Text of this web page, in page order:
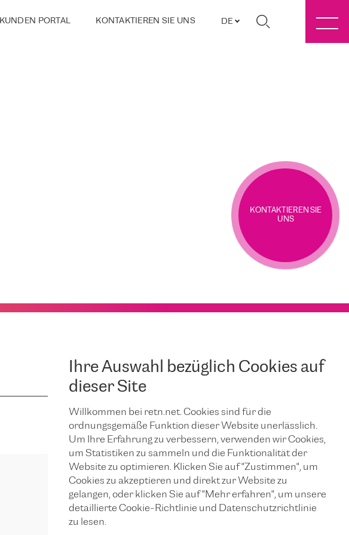
KUNDEN PORTAL KONTAKTIEREN SIE UNS DE
Ihre Auswahl bezüglich Cookies auf
dieser Site
Willkommen bei retn.net. Cookies sind für die
ordnungsgemäße Funktion dieser Website unerlässlich.
Um Ihre Erfahrung zu verbessern, verwenden wir Cookies,
um Statistiken zu sammeln und die Funktionalität der
Website zu optimieren. Klicken Sie auf "Zustimmen", um
Cookies zu akzeptieren und direkt zur Website zu
gelangen, oder klicken Sie auf "Mehr erfahren", um unsere
detaillierte Cookie-Richtlinie und Datenschutzrichtlinie
zu lesen.
KONTAKTIEREN SIE
UNS